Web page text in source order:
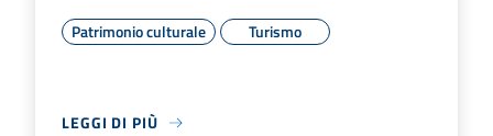
Patrimonio culturale Turismo
LEGGI DI PIÙ